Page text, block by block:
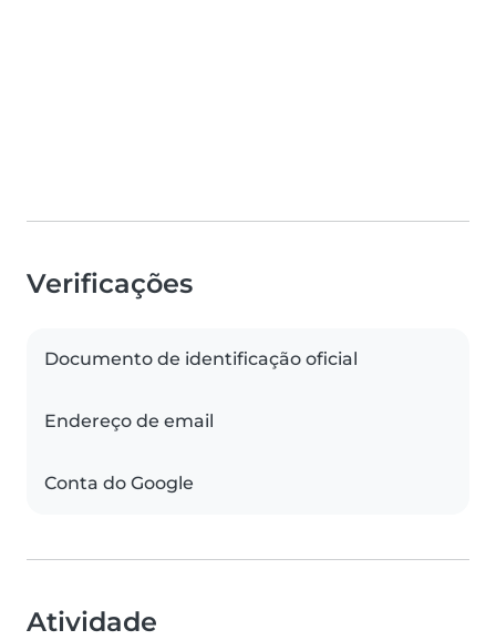
Verificações
Documento de identificação oficial
Endereço de email
Conta do Google
Atividade